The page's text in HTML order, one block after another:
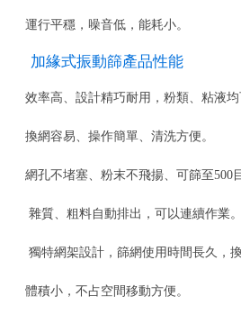
運行平穩，噪音低，能耗小。
加緣式振動篩產品性能
效率高、設計精巧耐用，粉類、粘液均
換網容易、操作簡單、清洗方便。
網孔不堵塞、粉末不飛揚、可篩至500目
雜質、粗料自動排出，可以連續作業。
獨特網架設計，篩網使用時間長久，換
體積小，不占空間移動方便。